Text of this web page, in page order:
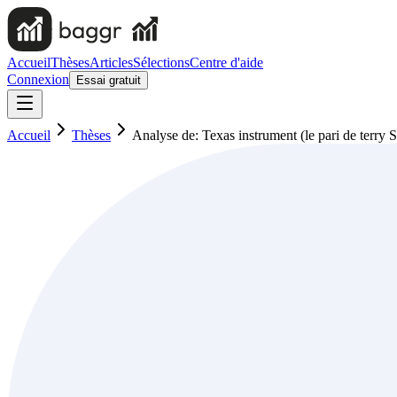
AccueilThèsesArticlesSélectionsCentre d'aide
Connexion
Essai gratuit
Accueil Thèses Analyse de: Texas instrument (le pari de terry